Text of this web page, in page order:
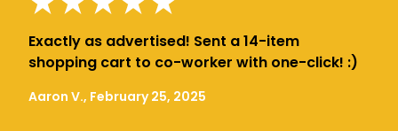
Exactly as advertised! Sent a 14-item
shopping cart to co-worker with one-click! :)
Aaron V., February 25, 2025